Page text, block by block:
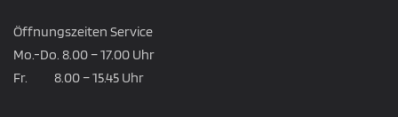
Öffnungszeiten Service
Mo.-Do. 8.00 – 17.00 Uhr
Fr. 8.00 – 15.45 Uhr